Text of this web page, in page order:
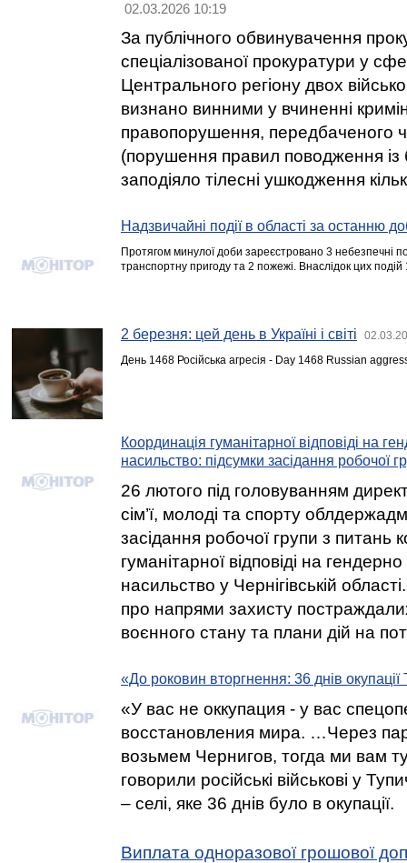
02.03.2026 10:19
За публічного обвинувачення
спеціалізованої прокуратури у
Центрального регіону двох
визнано винними у вчиненні
правопорушення, передбаченого
(порушення правил поводження
заподіяло тілесні ушкодження
Надзвичайні події в області за останню
Протягом минулої доби зареєстровано 3 небезпечні
транспортну пригоду та 2 пожежі. Внаслідок цих
2 березня: цей день в Україні і світі
День 1468 Російська агресія - Day 1468 Russian
Координація гуманітарної відповіді на
насильство: підсумки засідання робочої
26 лютого під головуванням
сім’ї, молоді та спорту
засідання робочої групи з питань
гуманітарної відповіді на
насильство у Чернігівській
про напрями захисту
воєнного стану та плани дій на
«До роковин вторгнення: 36 днів окупації
«У вас не оккупация - у вас
восстановления мира. …Через
возьмем Чернигов, тогда ми вам
говорили російські військові у
– селі, яке 36 днів було в окупації.
Виплата одноразової грошової